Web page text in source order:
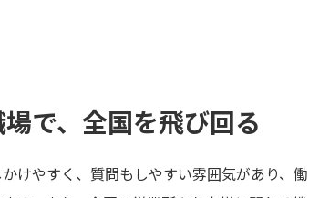
で、全国を飛び回る
けやすく、質問もしやすい雰囲気があり、働